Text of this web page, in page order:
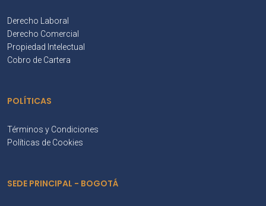
Derecho Laboral
Derecho Comercial
Propiedad Intelectual
Cobro de Cartera
POLÍTICAS
Términos y Condiciones
Políticas de Cookies
SEDE PRINCIPAL - BOGOTÁ